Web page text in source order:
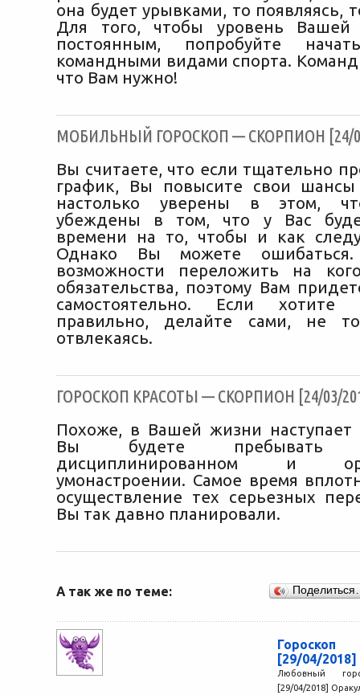
она будет урывками, то появляясь,
Для того, чтобы уровень Вашей
постоянным, попробуйте
командными видами спорта.
что Вам нужно!
МОБИЛЬНЫЙ ГОРОСКОП — СКОРПИОН [24/
Вы считаете, что если тщательно
график, Вы повысите свои
настолько уверены в этом,
убеждены в том, что у Вас
времени на то, чтобы и как
Однако Вы можете
возможности переложить на
обязательства, поэтому Вам
самостоятельно. Если хотите
правильно, делайте сами, не
отвлекаясь.
ГОРОСКОП КРАСОТЫ — СКОРПИОН [24/03/
Похоже, в Вашей жизни наступает
Вы будете
дисциплинированном и
умонастроении. Самое время
осуществление тех серьезных
Вы так давно планировали.
А так же по теме:
[29/04/2018]
Любовный
[29/04/2018]